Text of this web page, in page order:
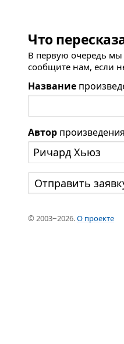
Что
В первую очередь мы
сообщите нам, если
Название
Автор
© 2003−2026.О проекте